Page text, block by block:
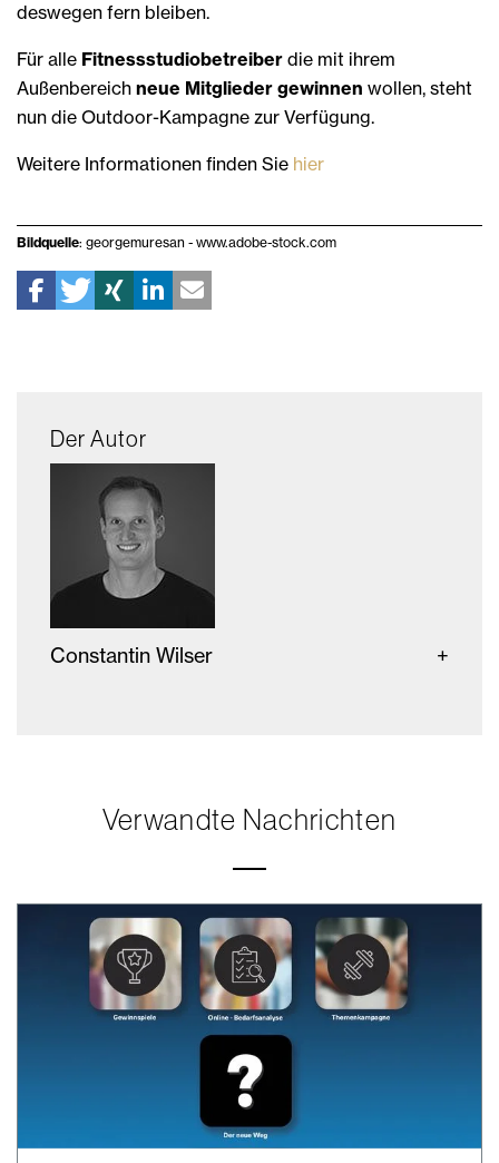
deswegen fern bleiben.
Für alle Fitnessstudiobetreiber die mit ihrem
Außenbereich neue Mitglieder gewinnen wollen, steht
nun die Outdoor-Kampagne zur Verfügung.
Weitere Informationen finden Sie hier
Bildquelle: georgemuresan - www.adobe-stock.com
Der Autor
Constantin Wilser
Verwandte Nachrichten